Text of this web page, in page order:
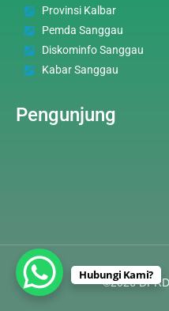
Provinsi Kalbar
Pemda Sanggau
Diskominfo Sanggau
Kabar Sanggau
Pengunjung
©2026
Hubungi Kami?